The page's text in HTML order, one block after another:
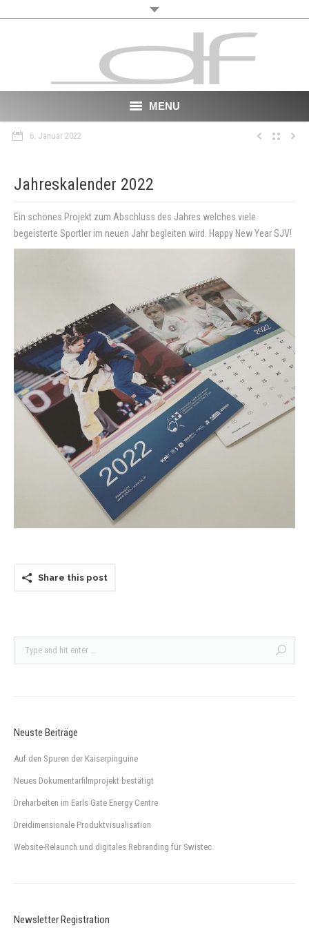
MENU
Film
Contact
6. Januar 2022
Jahreskalender 2022
Ein schönes Projekt zum Abschluss des Jahres welches viele
begeisterte Sportler im neuen Jahr begleiten wird. Happy New Year SJV!
Share this post
Neuste Beiträge
Auf den Spuren der Kaiserpinguine
Neues Dokumentarfilmprojekt bestätigt
Dreharbeiten im Earls Gate Energy Centre
Dreidimensionale Produktvisualisation
Website-Relaunch und digitales Rebranding für Swistec
Newsletter Registration